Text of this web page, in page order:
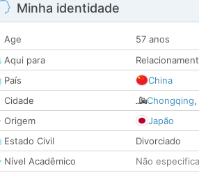
Minha identidade
Age
57 anos
Aqui para
País
China
Cidade
Chongqing,
Origem
Japão
Estado Civil
Divorciado
Nível Acadêmico
Não